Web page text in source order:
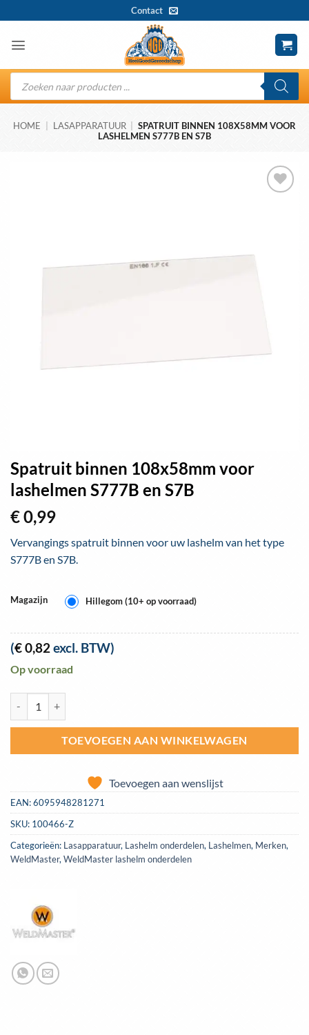
naar
inhoud
Contact
Producten
zoeken
HOME LASAPPARATUUR
SPATRUIT BINNEN 108X58MM VOOR
LASHELMEN S777B EN S7B
Spatruit binnen 108x58mm voor
lashelmen S777B en S7B
€0,99
Vervangings spatruit binnen voor uw lashelm van het type
S777B en S7B.
Magazijn Hillegom (10+ op voorraad)
(€0,82 excl. BTW)
Op voorraad
TOEVOEGEN AAN WINKELWAGEN
Toevoegen aan wenslijst
EAN:6095948281271
SKU: 100466-Z
Categorieën: Lasapparatuur, Lashelm onderdelen, Lashelmen, Merken,
WeldMaster, WeldMaster lashelm onderdelen